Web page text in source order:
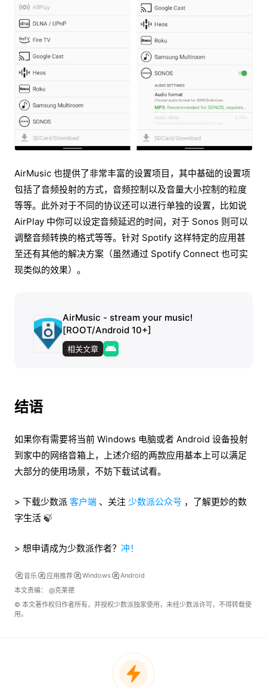
AirMusic 也提供了非常丰富的设置项目，其中基础的设置项
包括了音频投射的方式，音频控制以及音量大小控制的粒度
等等。此外对于不同的协议还可以进行单独的设置，比如说
AirPlay 中你可以设定音频延迟的时间，对于 Sonos 则可以
调整音频转换的格式等等。针对 Spotify 这样特定的应用甚
至还有其他的解决方案（虽然通过 Spotify Connect 也可实
现类似的效果）。
AirMusic - stream your music!
[ROOT/Android 10+]
相关文章
结语
如果你有需要将当前 Windows 电脑或者 Android 设备投射
到家中的网络音箱上，上述介绍的两款应用基本上可以满足
大部分的使用场景，不妨下载试试看。
> 下载少数派 客户端 、关注 少数派公众号 ，了解更妙的数
字生活 🍃
> 想申请成为少数派作者？ 冲！
音乐 应用推荐 Windows
Android
本文责编： @克莱德
© 本文著作权归作者所有，并授权少数派独家使用，未经少数派许可，不得转载使
用。